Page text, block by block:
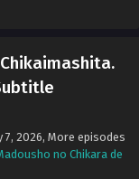
7, 2026, More episodes
no Chikara de